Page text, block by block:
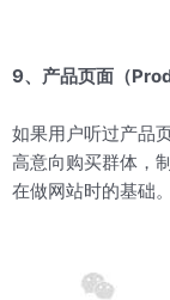
9、产品页面（
如果用户听过产品
高意向购买群体，
在做网站时的基础。